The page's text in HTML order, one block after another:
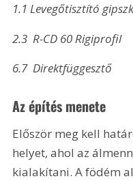
1.1 Levegőtisztító
2.3  R-CD 60 Rigiprofil
6.7  Direktfüggesztő
Az építés menete
Először meg kell
helyet, ahol az
kialakítani. A födém